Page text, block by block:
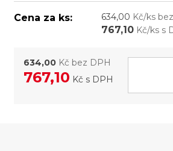
Cena za ks: 634,00 Kč/ks
767,10 Kč/ks s
634,00 Kč bez DPH
767,10 Kč s DPH